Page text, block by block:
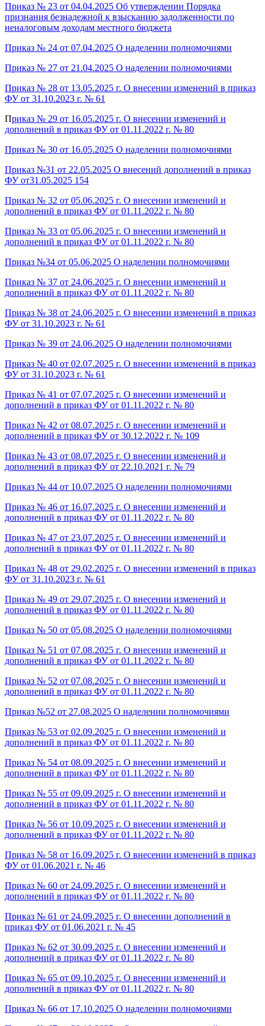
Приказ № 23 от 04.04.2025 Об утверждении Порядка
признания безнадежной к взысканию задолженности по
неналоговым доходам местного бюджета
Приказ № 24 от 07.04.2025 О наделении полномочиями
Приказ № 27 от 21.04.2025 О наделении полномочиями
Приказ № 28 от 13.05.2025 г. О внесении изменений в приказ
ФУ от 31.10.2023 г. № 61
Приказ № 29 от 16.05.2025 г. О внесении изменений и
дополнений в приказ ФУ от 01.11.2022 г. № 80
Приказ № 30 от 16.05.2025 О наделении полномочиями
Приказ №31 от 22.05.2025 О внесений дополнений в приказ
ФУ от31.05.2025 154
Приказ № 32 от 05.06.2025 г. О внесении изменений и
дополнений в приказ ФУ от 01.11.2022 г. № 80
Приказ № 33 от 05.06.2025 г. О внесении изменений и
дополнений в приказ ФУ от 01.11.2022 г. № 80
Приказ №34 от 05.06.2025 О наделении полномочиями
Приказ № 37 от 24.06.2025 г. О внесении изменений и
дополнений в приказ ФУ от 01.11.2022 г. № 80
Приказ № 38 от 24.06.2025 г. О внесении изменений в приказ
ФУ от 31.10.2023 г. № 61
Приказ № 39 от 24.06.2025 О наделении полномочиями
Приказ № 40 от 02.07.2025 г. О внесении изменений в приказ
ФУ от 31.10.2023 г. № 61
Приказ № 41 от 07.07.2025 г. О внесении изменений и
дополнений в приказ ФУ от 01.11.2022 г. № 80
Приказ № 42 от 08.07.2025 г. О внесении изменений и
дополнений в приказ ФУ от 30.12.2022 г. № 109
Приказ № 43 от 08.07.2025 г. О внесении изменений и
дополнений в приказ ФУ от 22.10.2021 г. № 79
Приказ № 44 от 10.07.2025 О наделении полномочиями
Приказ № 46 от 16.07.2025 г. О внесении изменений и
дополнений в приказ ФУ от 01.11.2022 г. № 80
Приказ № 47 от 23.07.2025 г. О внесении изменений и
дополнений в приказ ФУ от 01.11.2022 г. № 80
Приказ № 48 от 29.02.2025 г. О внесении изменений в приказ
ФУ от 31.10.2023 г. № 61
Приказ № 49 от 29.07.2025 г. О внесении изменений и
дополнений в приказ ФУ от 01.11.2022 г. № 80
Приказ № 50 от 05.08.2025 О наделении полномочиями
Приказ № 51 от 07.08.2025 г. О внесении изменений и
дополнений в приказ ФУ от 01.11.2022 г. № 80
Приказ № 52 от 07.08.2025 г. О внесении изменений и
дополнений в приказ ФУ от 01.11.2022 г. № 80
Приказ №52 от 27.08.2025 О наделении полномочиями
Приказ № 53 от 02.09.2025 г. О внесении изменений и
дополнений в приказ ФУ от 01.11.2022 г. № 80
Приказ № 54 от 08.09.2025 г. О внесении изменений и
дополнений в приказ ФУ от 01.11.2022 г. № 80
Приказ № 55 от 09.09.2025 г. О внесении изменений и
дополнений в приказ ФУ от 01.11.2022 г. № 80
Приказ № 56 от 10.09.2025 г. О внесении изменений и
дополнений в приказ ФУ от 01.11.2022 г. № 80
Приказ № 58 от 16.09.2025 г. О внесении изменений в приказ
ФУ от 01.06.2021 г. № 46
Приказ № 60 от 24.09.2025 г. О внесении изменений и
дополнений в приказ ФУ от 01.11.2022 г. № 80
Приказ № 61 от 24.09.2025 г. О внесении дополнений в
приказ ФУ от 01.06.2021 г. № 45
Приказ № 62 от 30.09.2025 г. О внесении изменений и
дополнений в приказ ФУ от 01.11.2022 г. № 80
Приказ № 65 от 09.10.2025 г. О внесении изменений и
дополнений в приказ ФУ от 01.11.2022 г. № 80
Приказ № 66 от 17.10.2025 О наделении полномочиями